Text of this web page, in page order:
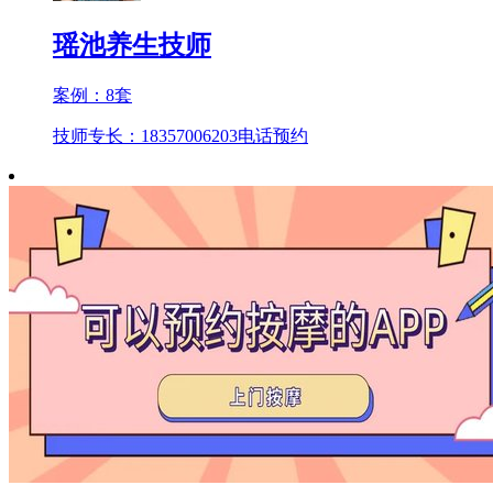
瑶池养生技师
案例： 8套
技师专长：18357006203电话预约